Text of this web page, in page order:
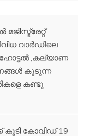
വാർഡിലെ
,കല്യാണ
കൂടുന്ന
കണ്ടു
കൂടി കോവിഡ് 19